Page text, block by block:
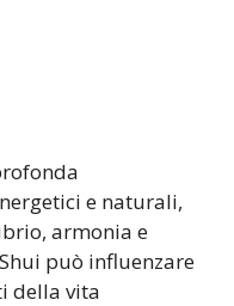
e naturali,
armonia e
può influenzare
della vita